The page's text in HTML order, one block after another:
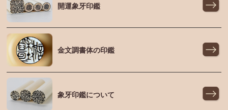
開運象牙印鑑
金文調書体の印鑑
象牙印鑑について